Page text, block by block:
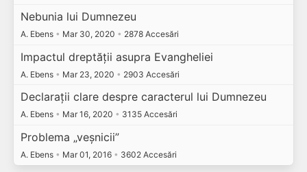
Nebunia lui Dumnezeu
A. Ebens • Mar 30, 2020 • 2878 Accesări
Impactul dreptății asupra Evangheliei
A. Ebens • Mar 23, 2020 • 2903 Accesări
Declarații clare despre caracterul lui Dumnezeu
A. Ebens • Mar 16, 2020 • 3135 Accesări
Problema „veșnicii”
A. Ebens • Mar 01, 2016 • 3602 Accesări